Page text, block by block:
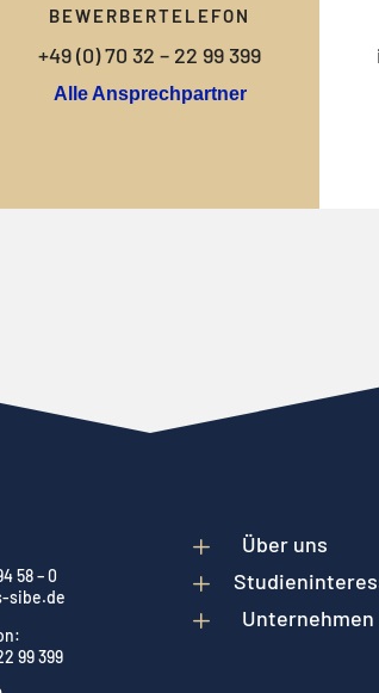
BEWERBERTELEFON
+49 (0) 70 32 – 22 99 399
Alle Ansprechpartner
58 – 0
sibe.de
99 399
L Über uns
L
L Unternehmen